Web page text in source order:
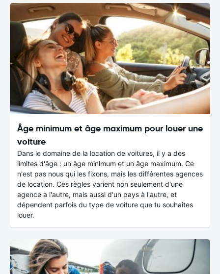
Âge minimum et âge maximum pour louer une
voiture
Dans le domaine de la location de voitures, il y a des
limites d'âge : un âge minimum et un âge maximum. Ce
n'est pas nous qui les fixons, mais les différentes agences
de location. Ces règles varient non seulement d'une
agence à l'autre, mais aussi d'un pays à l'autre, et
dépendent parfois du type de voiture que tu souhaites
louer.